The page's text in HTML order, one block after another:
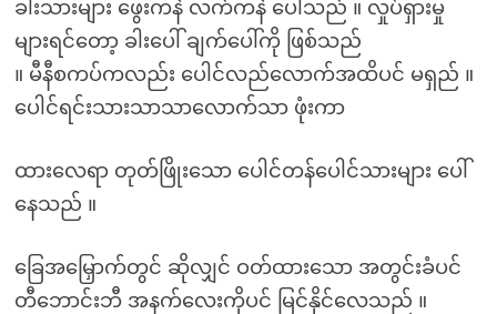
ခါးသားများ ဖွေးကနဲ လက်ကနဲ ပေါ်သည် ။ လှုပ်ရှားမှု
များရင်တော့ ခါးပေါ် ချက်ပေါ်ကို ဖြစ်သည်
။ မီနီစကပ်ကလည်း ပေါင်လည်လောက်အထိပင် မရှည် ။
ပေါင်ရင်းသားသာသာလောက်သာ ဖုံးကာ
ထားလေရာ တုတ်ဖြိုးသော ပေါင်တန်ပေါင်သားများ ပေါ်
နေသည် ။
ခြေအမြှောက်တွင် ဆိုလျှင် ဝတ်ထားသော အတွင်းခံပင်
တီဘောင်းဘီ အနက်လေးကိုပင် မြင်နိုင်လေသည် ။